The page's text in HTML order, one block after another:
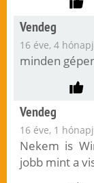
Vendeg
16 éve, 4
minden
Vendeg
16 éve, 1
Nekem is
jobb mint a